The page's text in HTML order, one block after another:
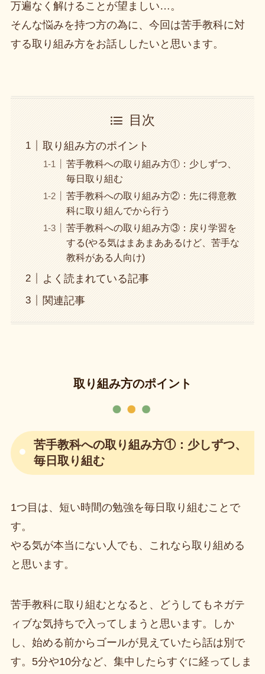
万遍なく解けることが望ましい…。
そんな悩みを持つ方の為に、今回は苦手教科に対
する取り組み方をお話ししたいと思います。
目次
取り組み方のポイント
苦手教科への取り組み方①：少しずつ、
毎日取り組む
苦手教科への取り組み方②：先に得意教
科に取り組んでから行う
苦手教科への取り組み方③：戻り学習を
する(やる気はまあまああるけど、苦手な
教科がある人向け)
よく読まれている記事
関連記事
取り組み方のポイント
苦手教科への取り組み方①：少しずつ、
毎日取り組む
1つ目は、短い時間の勉強を毎日取り組むことで
す。
やる気が本当にない人でも、これなら取り組める
と思います。
苦手教科に取り組むとなると、どうしてもネガテ
ィブな気持ちで入ってしまうと思います。しか
し、始める前からゴールが見えていたら話は別で
す。5分や10分など、集中したらすぐに経ってしま